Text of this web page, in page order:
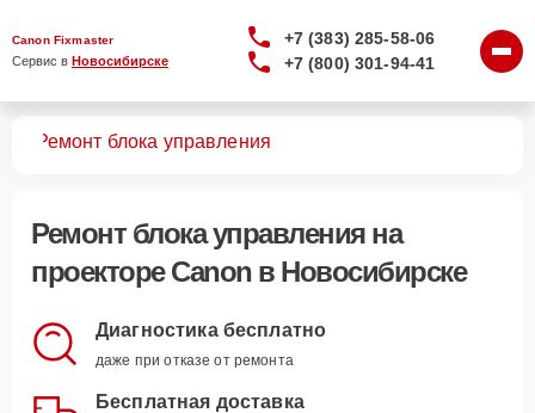
Canon Fixmaster
Сервис в Новосибирске
+7 (383) 285-58-06
+7 (800) 301-94-41
Ремонт блока управления
Ремонт блока управленияна
проекторе Canon в Новосибирске
Диагностика бесплатно
даже при отказе от ремонта
Бесплатная доставка